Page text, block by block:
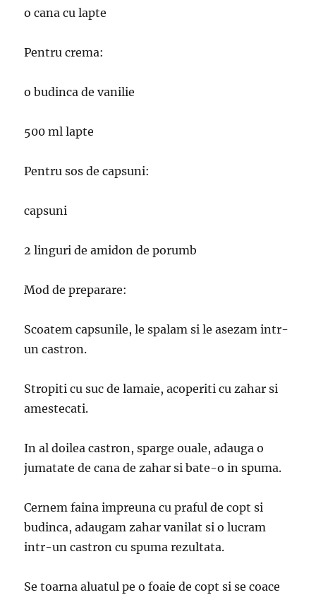
o cana cu lapte
Pentru crema:
o budinca de vanilie
500 ml lapte
Pentru sos de capsuni:
capsuni
2 linguri de amidon de porumb
Mod de preparare:
Scoatem capsunile, le spalam si le asezam intr-
un castron.
Stropiti cu suc de lamaie, acoperiti cu zahar si
amestecati.
In al doilea castron, sparge ouale, adauga o
jumatate de cana de zahar si bate-o in spuma.
Cernem faina impreuna cu praful de copt si
budinca, adaugam zahar vanilat si o lucram
intr-un castron cu spuma rezultata.
Se toarna aluatul pe o foaie de copt si se coace